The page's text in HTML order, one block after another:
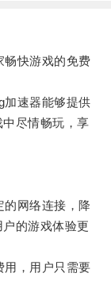
快游戏的免费
速器能够提供
尽情畅玩，享
网络连接，降
的游戏体验更
，用户只需要